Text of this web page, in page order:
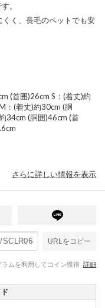
。
く、長毛のペットでも安
(首囲)26cm S：(着丈)約
：(着丈)約30cm (胴
34cm (胴囲)46cm (首
さらに詳しい情報を表示
URLをコピー
ムを利用してコイン獲得 詳細